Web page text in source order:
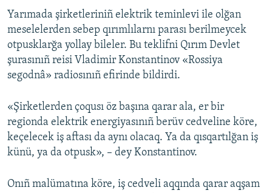
RFE/RS bütün saytları
Yarımada şirketleriniñ elektrik teminlevi ile olğan
meselelerden sebep qırımlılarnı parası berilmeycek
otpusklarğa yollay bileler. Bu teklifni Qırım Devlet
şurasınıñ reisi Vladimir Konstantinov «Rossiya
segodnâ» radiosınıñ efirinde bildirdi.
«Şirketlerden çoqusı öz başına qarar ala, er bir
regionda elektrik energiyasınıñ berüv cedveline köre,
keçelecek iş aftası da aynı olacaq. Ya da qısqartılğan iş
künü, ya da otpusk», – dey Konstantinov.
Onıñ malümatına köre, iş cedveli aqqında qarar aqşam